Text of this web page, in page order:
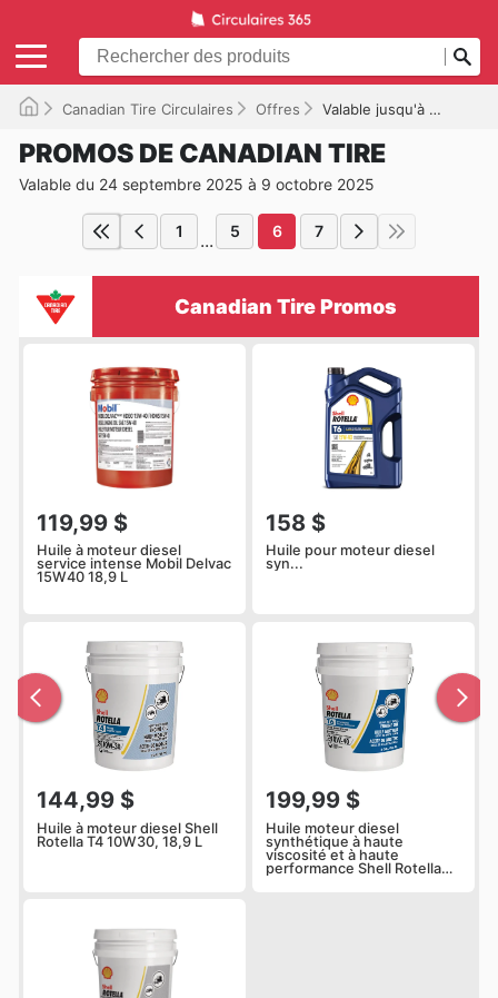
Canadian Tire Circulaires Offres Valable jusqu'à 2025-10-09
PROMOS DE CANADIAN TIRE
Valable du 24 septembre 2025 à 9 octobre 2025
1 ... 5 6 7
Canadian Tire Promos
119,99 $
Huile à moteur diesel
service intense Mobil Delvac
15W40 18,9 L
158 $
Huile pour moteur diesel
syn...
144,99 $
Huile à moteur diesel Shell
Rotella T4 10W30, 18,9 L
199,99 $
Huile moteur diesel
synthétique à haute
viscosité et à haute
performance Shell Rotella
T6 pour températures